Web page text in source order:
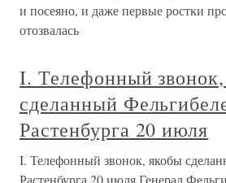
и посеяно, и даже первые ростки
отозвалась
I. Телефонный
сделанный
Растенбурга 20 июля
I. Телефонный звонок, якобы
Растенбурга 20 июля Генерал